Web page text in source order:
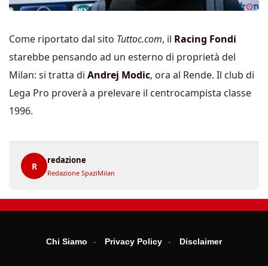
Come riportato dal sito Tuttoc.com, il Racing Fondi
starebbe pensando ad un esterno di proprietà del
Milan: si tratta di Andrej Modic, ora al Rende. Il club di
Lega Pro proverà a prelevare il centrocampista classe
1996.
R
redazione
Redazione SpaziMilan
Chi Siamo Privacy Policy Disclaimer